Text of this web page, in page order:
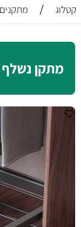
קטלוג /
מתקן נשלף